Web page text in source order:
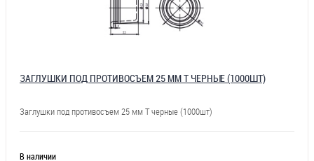
ЗАГЛУШКИ ПОД ПРОТИВОСЪЕМ 25 ММ Т ЧЕРНЫЕ (1000ШТ)
Заглушки под противосъем 25 мм Т черные (1000шт)
В наличии